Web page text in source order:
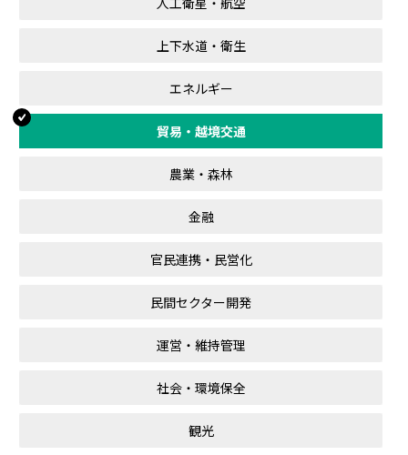
上下水道・衛生
エネルギー
貿易・越境交通
農業・森林
金融
官民連携・民営化
民間セクター開発
運営・維持管理
社会・環境保全
観光